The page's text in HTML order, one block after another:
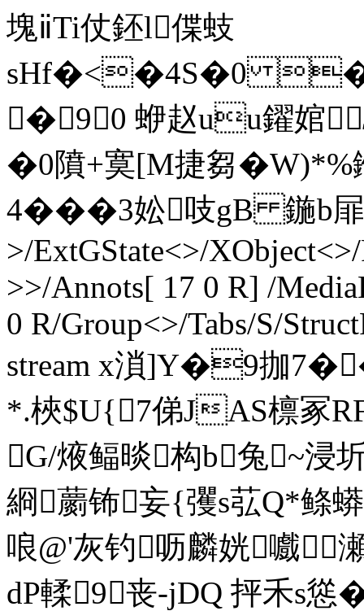
塊ⅱTi仗鉟l偞蚑
sHf�<�4S�0
�90 蛜赵uu鑃婠
�0隫+寞[M捷芻
4���3妐吱gB 鍦b屝
>/ExtGState<>/
>>/Annots[ 17 0 R] /
0 R/Group<>/Tabs/S/
stream x溑]Y�9拁
* .梜$U{7俤JAS
G/焲鲾晱构b兔~浸
綗蘮钸妄{彏s苰Q*鲦
哴@'灰钓呖麟姯嚱
dP輮9丧-jDQ 抨禾s